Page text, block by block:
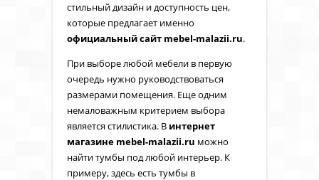
стильный дизайн и доступность цен,
которые предлагает именно
официальный сайт mebel-malazii.ru.
При выборе любой мебели в первую
очередь нужно руководствоваться
размерами помещения. Еще одним
немаловажным критерием выбора
является стилистика. В интернет
магазине mebel-malazii.ru можно
найти тумбы под любой интерьер. К
примеру, здесь есть тумбы в